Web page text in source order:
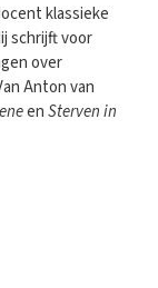
klassieke
schrijft voor
over
Anton van
enSterven in